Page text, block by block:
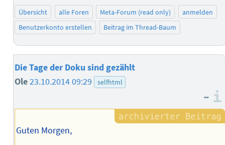
Übersicht alle Foren Meta-Forum (read only)
anmelden
Benutzerkonto erstellen
Beitrag im Thread-Baum
Die Tage der Doku sind gezählt
Ole23.10.2014 09:29 selfhtml
–
Guten Morgen,